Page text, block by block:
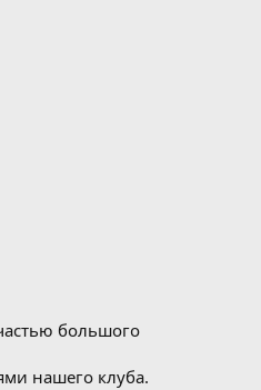
большого
нашего клуба.